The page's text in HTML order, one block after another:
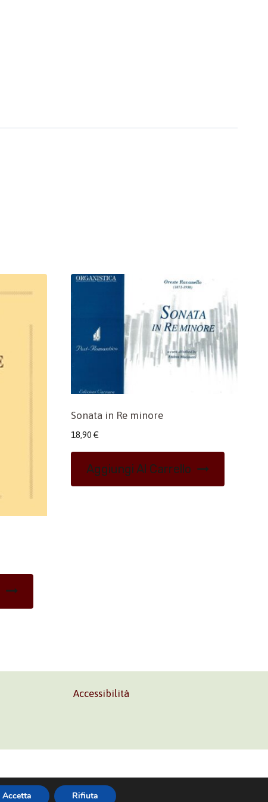
Sonata in Re minore
18,90 €
Aggiungi Al Carrello
Accessibilità
Accetta Rifiuta